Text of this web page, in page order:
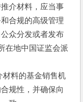
材料，应当事
合规的高级管理
众分发或者发布
在地中国证监会派
料的基金销售机
规性，并确保向